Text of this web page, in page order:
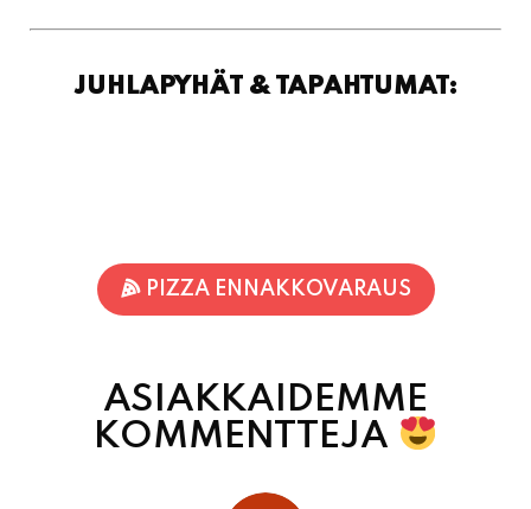
JUHLAPYHÄT & TAPAHTUMAT:
PIZZA ENNAKKOVARAUS
ASIAKKAIDEMME
KOMMENTTEJA